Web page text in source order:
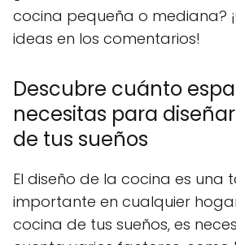
cocina pequeña o mediana?
ideas en los comentarios!
Descubre cuánto
necesitas para
de tus sueños
El diseño de la cocina es una
importante en cualquier
cocina de tus sueños, es